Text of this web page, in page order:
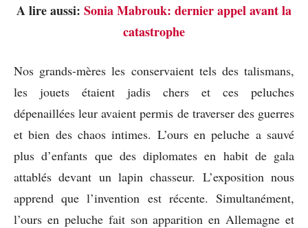
A lire aussi: Sonia Mabrouk: dernier appel avant la
catastrophe
Nos grands-mères les conservaient tels des talismans,
les jouets étaient jadis chers et ces peluches
dépenaillées leur avaient permis de traverser des guerres
et bien des chaos intimes. L’ours en peluche a sauvé
plus d’enfants que des diplomates en habit de gala
attablés devant un lapin chasseur. L’exposition nous
apprend que l’invention est récente. Simultanément,
l’ours en peluche fait son apparition en Allemagne et